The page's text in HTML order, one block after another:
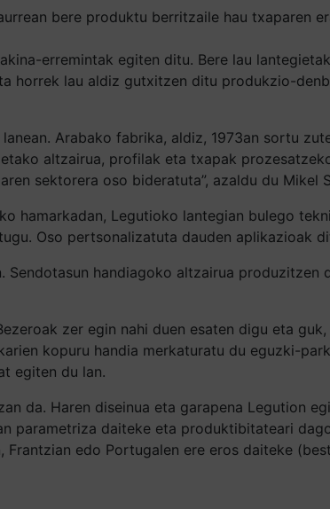
bere produktu berritzaile hau txaparen
erremintak egiten ditu. Bere lau
horrek lau aldiz gutxitzen ditu produkzio-
Arabako fabrika, aldiz, 1973an sortu
altzairua, profilak eta txapak
sektorera oso bideratuta”, azaldu du Mikel
hamarkadan, Legutioko lantegian bulego
Oso pertsonalizatuta dauden aplikazioak
handiagoko altzairua
zer egin nahi duen esaten digu eta
kopuru handia merkaturatu du eguzki-
egiten du lan.
da. Haren diseinua eta garapena Legution
parametriza daiteke eta produktibitateari
edo Portugalen ere eros daiteke